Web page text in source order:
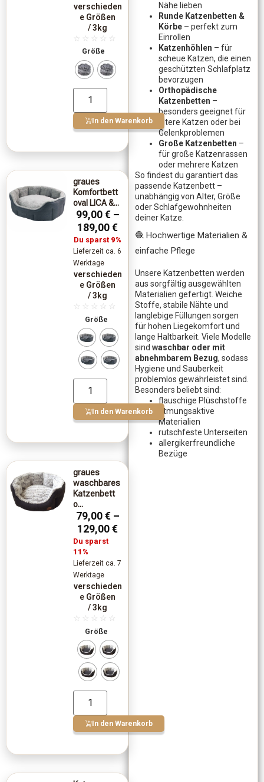
Nähe lieben
Runde Katzenbetten &
Körbe – perfekt zum
Einrollen
Katzenhöhlen – für
scheue Katzen, die einen
geschützten Schlafplatz
bevorzugen
Orthopädische
Katzenbetten –
besonders geeignet für
ältere Katzen oder bei
Gelenkproblemen
Große Katzenbetten –
für große Katzenrassen
oder mehrere Katzen
So findest du garantiert das
passende Katzenbett –
unabhängig von Alter, Größe
oder Schlafgewohnheiten
deiner Katze.
🧶 Hochwertige Materialien &
einfache Pflege
Unsere Katzenbetten werden
aus sorgfältig ausgewählten
Materialien gefertigt. Weiche
Stoffe, stabile Nähte und
langlebige Füllungen sorgen
für hohen Liegekomfort und
lange Haltbarkeit. Viele Modelle
sindwaschbar oder mit
abnehmbarem Bezug, sodass
Hygiene und Sauberkeit
problemlos gewährleistet sind.
Besonders beliebt sind:
flauschige Plüschstoffe
atmungsaktive
Materialien
rutschfeste Unterseiten
allergikerfreundliche
Bezüge
verschieden
e Größen
/ 3kg
☆ ☆ ☆ ☆ ☆
Größe
In den Warenkorb
graues
Komfortbett
oval LICA &...
99,00€ –
189,00€
Du sparst 9%
Lieferzeit ca. 6
Werktage
verschieden
e Größen
/ 3kg
☆ ☆ ☆ ☆ ☆
Größe
In den Warenkorb
graues
waschbares
Katzenbett
o...
79,00€ –
129,00€
Du sparst
11%
Lieferzeit ca. 7
Werktage
verschieden
e Größen
/ 3kg
☆ ☆ ☆ ☆ ☆
Größe
In den Warenkorb